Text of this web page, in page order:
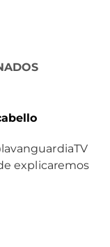
explicaremos